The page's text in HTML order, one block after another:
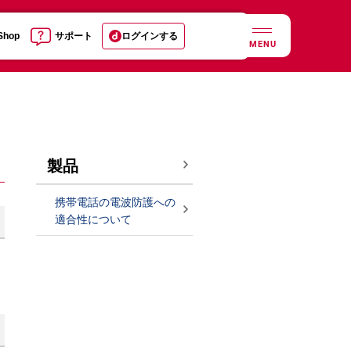
サポート ログインする
MENU
製品
携帯電話の電波防護への
適合性について